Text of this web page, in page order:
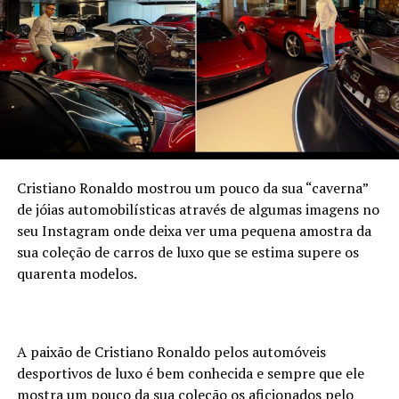
Cristiano Ronaldo mostrou um pouco da sua “caverna”
de jóias automobilísticas através de algumas imagens no
seu Instagram onde deixa ver uma pequena amostra da
sua coleção de carros de luxo que se estima supere os
quarenta modelos.
A paixão de Cristiano Ronaldo pelos automóveis
desportivos de luxo é bem conhecida e sempre que ele
mostra um pouco da sua coleção os aficionados pelo